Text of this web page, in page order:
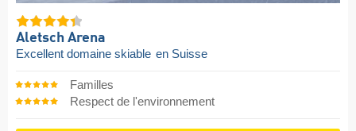
Aletsch Arena
Excellent domaine skiable en Suisse
Familles
Respect de l'environnement